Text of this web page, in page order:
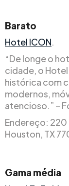
Barato
Hotel ICON.
“De longe o
cidade, o
histórica com
modernos,
atencioso.” –
Endereço:
Houston, TX
Gama média